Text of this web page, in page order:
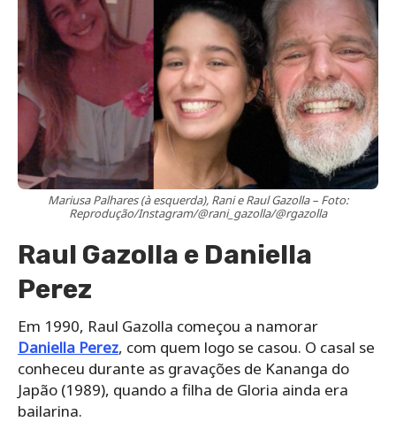
Mariusa Palhares (à esquerda), Rani e Raul Gazolla – Foto:
Reprodução/Instagram/@rani_gazolla/@rgazolla
Raul Gazolla e Daniella
Perez
Em 1990, Raul Gazolla começou a namorar
Daniella Perez, com quem logo se casou. O casal se
conheceu durante as gravações de Kananga do
Japão (1989), quando a filha de Gloria ainda era
bailarina.